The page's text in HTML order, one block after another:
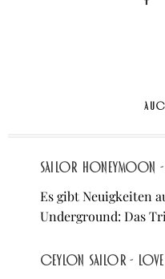
Sailor Honeymoon - I
Es gibt Neuigkeiten
Underground: Das
Ceylon Sailor -